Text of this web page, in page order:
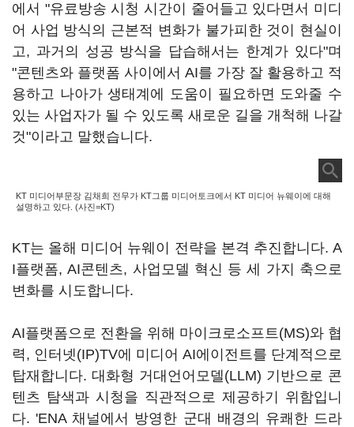
에서 "유료방송 시청 시간이 줄어들고 있다면서 미디
어 사업 방식의 근본적 변화가 불가피한 것이 현실이
고, 과거의 성공 방식을 답습해서는 한계가 있다"며
"콘텐츠와 플랫폼 사이에서 AI를 가장 잘 활용하고 적
용하고 나아가 생태계에 도움이 필요하면 도와줄 수
있는 사업자가 될 수 있도록 새로운 길을 개척해 나갈
것"이라고 말했습니다.
KT 미디어부문장 김채희 전무가 KT그룹 미디어토크에서 KT 미디어 뉴웨이에 대해
설명하고 있다. (사진=KT)
KT는 올해 미디어 뉴웨이 전략을 본격 추진합니다. A
I플랫폼, AI콘텐츠, 사업모델 혁신 등 세 가지 축으로
변화를 시도합니다.
AI플랫폼으로 전환을 위해 마이크로소프트(MS)와 협
력, 인터넷(IP)TV에 미디어 AI에이전트를 단계적으로
탑재합니다. 대화형 거대언어모델(LLM) 기반으로 콘
텐츠 탐색과 시청을 직관적으로 제공하기 위함입니
다. 'ENA 채널에서 방영한 군대 배경의 유쾌한 드라